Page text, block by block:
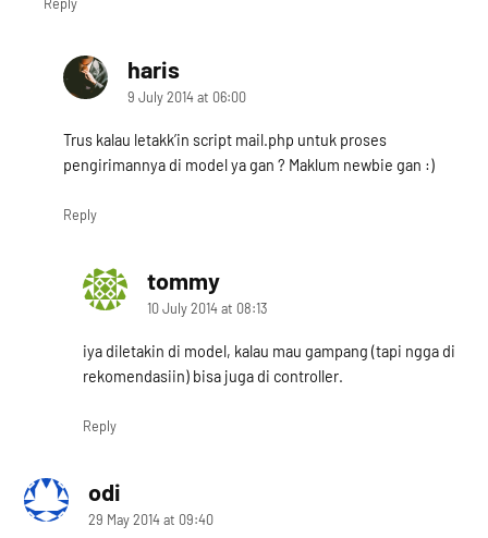
harissays:
9 July 2014 at 06:00
Trus kalau letakk’in script mail.php untuk proses
pengirimannya di model ya gan ? Maklum newbie gan :)
Reply
tommysays:
10 July 2014 at 08:13
iya diletakin di model, kalau mau gampang (tapi ngga di
rekomendasiin) bisa juga di controller.
Reply
odisays:
29 May 2014 at 09:40